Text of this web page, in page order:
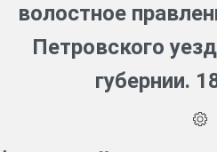
волостное
Петровского
губернии.